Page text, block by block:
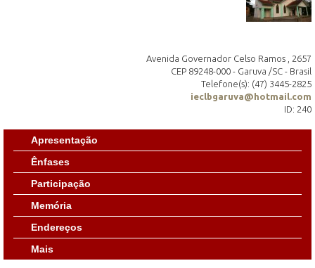
Avenida Governador Celso Ramos , 2657
CEP 89248-000 - Garuva /SC - Brasil
Telefone(s): (47) 3445-2825
ieclbgaruva@hotmail.com
ID: 240
Apresentação
Ênfases
Participação
Memória
Endereços
Mais